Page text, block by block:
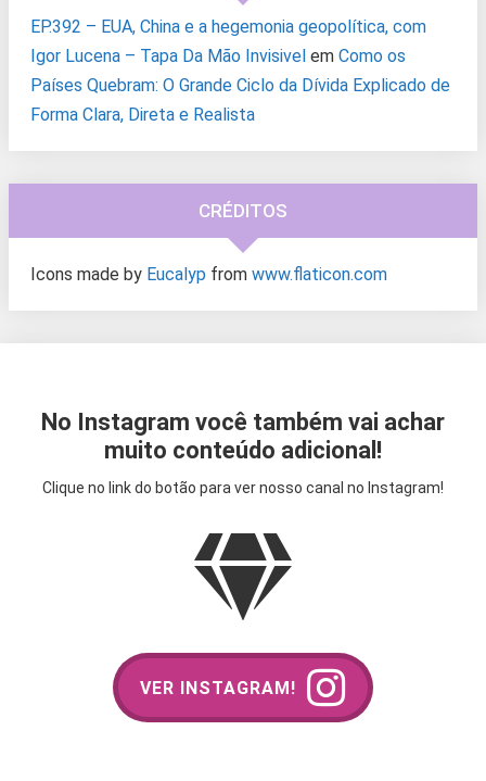
EP.392 – EUA, China e a hegemonia geopolítica, com
Igor Lucena – Tapa Da Mão Invisivel em Como os
Países Quebram: O Grande Ciclo da Dívida Explicado de
Forma Clara, Direta e Realista
CRÉDITOS
Icons made by Eucalyp from www.flaticon.com
No Instagram você também vai achar
muito conteúdo adicional!
Clique no link do botão para ver nosso canal no Instagram!
VER INSTAGRAM!